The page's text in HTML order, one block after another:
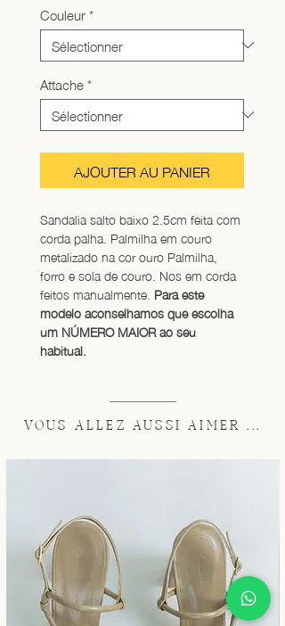
Couleur*
Attache*
AJOUTER AU PANIER
Sandalia salto baixo 2.5cm feita com
corda palha. Palmilha em couro
metalizado na cor ouro Palmilha,
forro e sola de couro. Nos em corda
feitos manualmente. Para este
modelo aconselhamos que escolha
um NÚMERO MAIOR ao seu
habitual.
VOUS ALLEZ AUSSI AIMER ...